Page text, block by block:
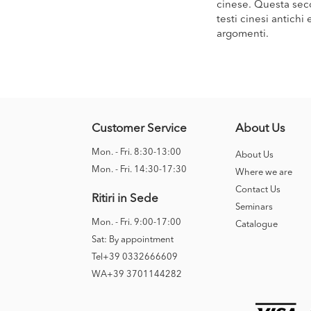
cinese. Questa
testi cinesi antichi
argomenti.
Customer Service
Mon. - Fri. 8:30-13:00
Mon. - Fri. 14:30-17:30
Ritiri in Sede
Mon. - Fri. 9:00-17:00
Sat: By appointment
Tel+39 0332666609
WA+39 3701144282
About Us
About Us
Where we are
Contact Us
Seminars
Catalogue